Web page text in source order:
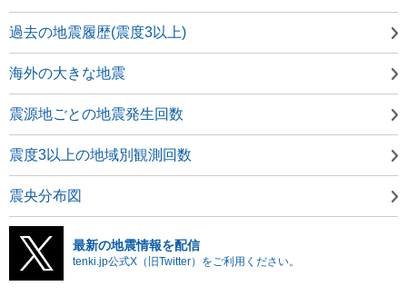
過去の地震履歴(震度3以上)
海外の大きな地震
震源地ごとの地震発生回数
震度3以上の地域別観測回数
震央分布図
最新の地震情報を配信
tenki.jp公式X（旧Twitter）をご利用ください。